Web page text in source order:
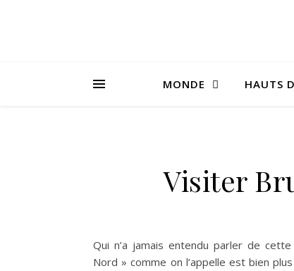
MONDE HAUTS
Visiter
Qui n’a jamais entendu parler de
Nord » comme on l’appelle est bien